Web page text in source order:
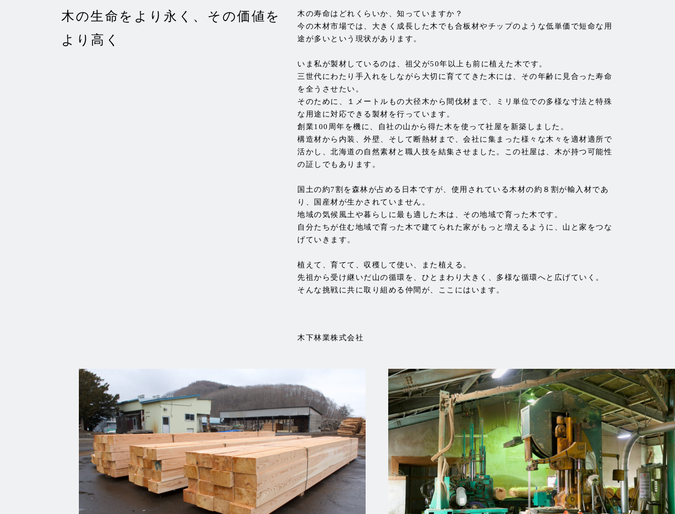
木の生命をより永く、その価値を
より高く
木の寿命はどれくらいか、知っていますか？
今の木材市場では、大きく成長した木でも合板材やチップのような低単価で短命な用
途が多いという現状があります。
いま私が製材しているのは、祖父が50年以上も前に植えた木です。
三世代にわたり手入れをしながら大切に育ててきた木には、その年齢に見合った寿命
を全うさせたい。
そのために、１メートルもの大径木から間伐材まで、ミリ単位での多様な寸法と特殊
な用途に対応できる製材を行っています。
創業100 周年を機に、自社の山から得た木を使って社屋を新築しました。
構造材から内装、外壁、そして断熱材まで、会社に集まった様々な木々を適材適所で
活かし、北海道の自然素材と職人技を結集させました。この社屋は、木が持つ可能性
の証しでもあります。
国土の約7割を森林が占める日本ですが、使用されている木材の約８割が輸入材であ
り、国産材が生かされていません。
地域の気候風土や暮らしに最も適した木は、その地域で育った木です。
自分たちが住む地域で育った木で建てられた家がもっと増えるように、山と家をつな
げていきます。
植えて、育てて、収穫して使い、また植える。
先祖から受け継いだ山の循環を、ひとまわり大きく、多様な循環へと広げていく。
そんな挑戦に共に取り組める仲間が、ここにはいます。
木下林業株式会社